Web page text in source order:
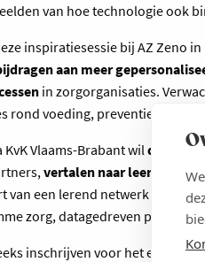
van hoe technologie ook
inspiratiesessie bij AZ Zeno
aan meer
in zorgorganisaties.
rond voeding, preventie en
KvK Vlaams-Brabant wil
vertalen naar leerzame
van een lerend netwerk rond
zorg, datagedreven
inschrijven voor het event